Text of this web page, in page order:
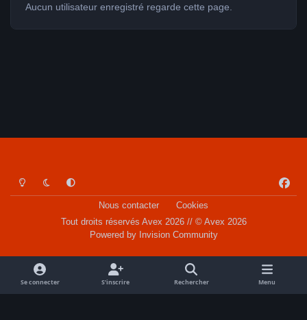
Aucun utilisateur enregistré regarde cette page.
Light ModeDark ModeSystem Preference
a
o
k
Nous contacter
Cookies
Tout droits réservés Avex 2026 // © Avex 2026
Powered by Invision Community
Se connecter S’inscrire Rechercher Menu